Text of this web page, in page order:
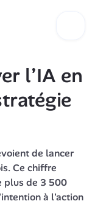
l’IA en
de lancer
Ce chiffre
plus de 3 500
à l'action